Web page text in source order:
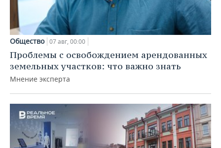
Общество 07 авг, 00:00
Проблемы с освобождением арендованных
земельных участков: что важно знать
Мнение эксперта